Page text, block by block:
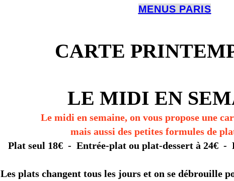
MENUS PARIS
CARTE
LE MIDI EN
Le midi en semaine, on vous propose une
mais aussi des petites formules de
Plat seul 18€ - Entrée-plat ou plat-dessert à 24€ -
Les plats changent tous les jours et on se débrouille